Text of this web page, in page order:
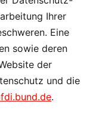
Ihrer
Eine
sowie deren
der
und die
.